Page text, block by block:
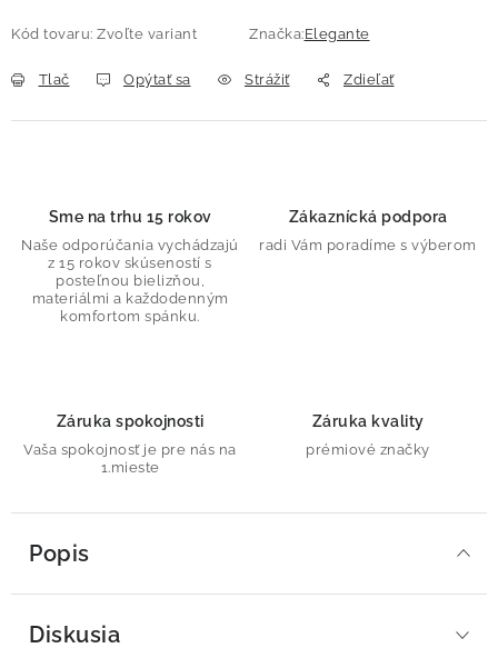
Kód tovaru: Zvoľte variant Značka:Elegante
Tlač Opýtať sa Strážiť Zdieľať
Sme na trhu 15 rokov
Naše odporúčania vychádzajú
z 15 rokov skúseností s
posteľnou bielizňou,
materiálmi a každodenným
komfortom spánku.
Zákaznícká podpora
radi Vám poradíme s výberom
Záruka spokojnosti
Vaša spokojnosť je pre nás na
1.mieste
Záruka kvality
prémiové značky
Popis
Diskusia